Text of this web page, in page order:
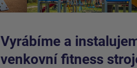
Vyrábíme a
venkovní fitness